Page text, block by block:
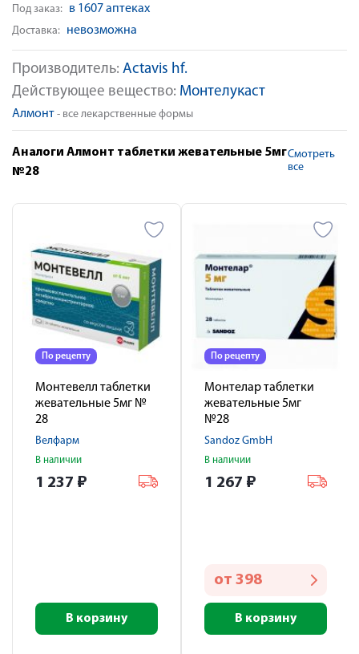
Производитель: Actavis hf.
Действующее вещество: Монтелукаст
Алмонт - все лекарственные формы
Под заказ: в 1607 аптеках
Доставка: невозможна
Аналоги Алмонт таблетки жевательные 5мг
№28
Смотреть
все
По рецепту
Монтевелл таблетки
жевательные 5мг №
28
Велфарм
В наличии
1 237 ₽
В корзину
По рецепту
Монтелар таблетки
жевательные 5мг
№28
Sandoz GmbH
В наличии
1 267 ₽
от 398
В корзину